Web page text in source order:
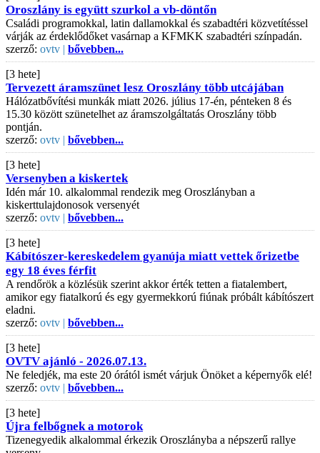
Oroszlány is együtt szurkol a vb-döntőn
Családi programokkal, latin dallamokkal és szabadtéri közvetítéssel
várják az érdeklődőket vasárnap a KFMKK szabadtéri színpadán.
szerző: ovtv | bővebben...
[3 hete]
Tervezett áramszünet lesz Oroszlány több utcájában
Hálózatbővítési munkák miatt 2026. július 17-én, pénteken 8 és
15.30 között szünetelhet az áramszolgáltatás Oroszlány több
pontján.
szerző: ovtv | bővebben...
[3 hete]
Versenyben a kiskertek
Idén már 10. alkalommal rendezik meg Oroszlányban a
kiskerttulajdonosok versenyét
szerző: ovtv | bővebben...
[3 hete]
Kábítószer-kereskedelem gyanúja miatt vettek őrizetbe
egy 18 éves férfit
A rendőrök a közlésük szerint akkor érték tetten a fiatalembert,
amikor egy fiatalkorú és egy gyermekkorú fiúnak próbált kábítószert
eladni.
szerző: ovtv | bővebben...
[3 hete]
OVTV ajánló - 2026.07.13.
Ne feledjék, ma este 20 órától ismét várjuk Önöket a képernyők elé!
szerző: ovtv | bővebben...
[3 hete]
Újra felbőgnek a motorok
Tizenegyedik alkalommal érkezik Oroszlányba a népszerű rallye